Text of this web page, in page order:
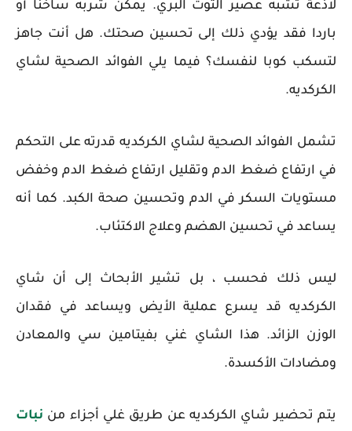
لاذعة تشبه عصير التوت البري. يمكن شربه ساخنا أو
باردا فقد يؤدي ذلك إلى تحسين صحتك. هل أنت جاهز
لتسكب كوبا لنفسك؟ فيما يلي الفوائد الصحية لشاي
الكركديه.
تشمل الفوائد الصحية لشاي الكركديه قدرته على التحكم
في ارتفاع ضغط الدم وتقليل ارتفاع ضغط الدم وخفض
مستويات السكر في الدم وتحسين صحة الكبد. كما أنه
يساعد في تحسين الهضم وعلاج الاكتئاب.
ليس ذلك فحسب ، بل تشير الأبحاث إلى أن شاي
الكركديه قد يسرع عملية الأيض ويساعد في فقدان
الوزن الزائد. هذا الشاي غني بفيتامين سي والمعادن
ومضادات الأكسدة.
يتم تحضير شاي الكركديه عن طريق غلي أجزاء من نبات